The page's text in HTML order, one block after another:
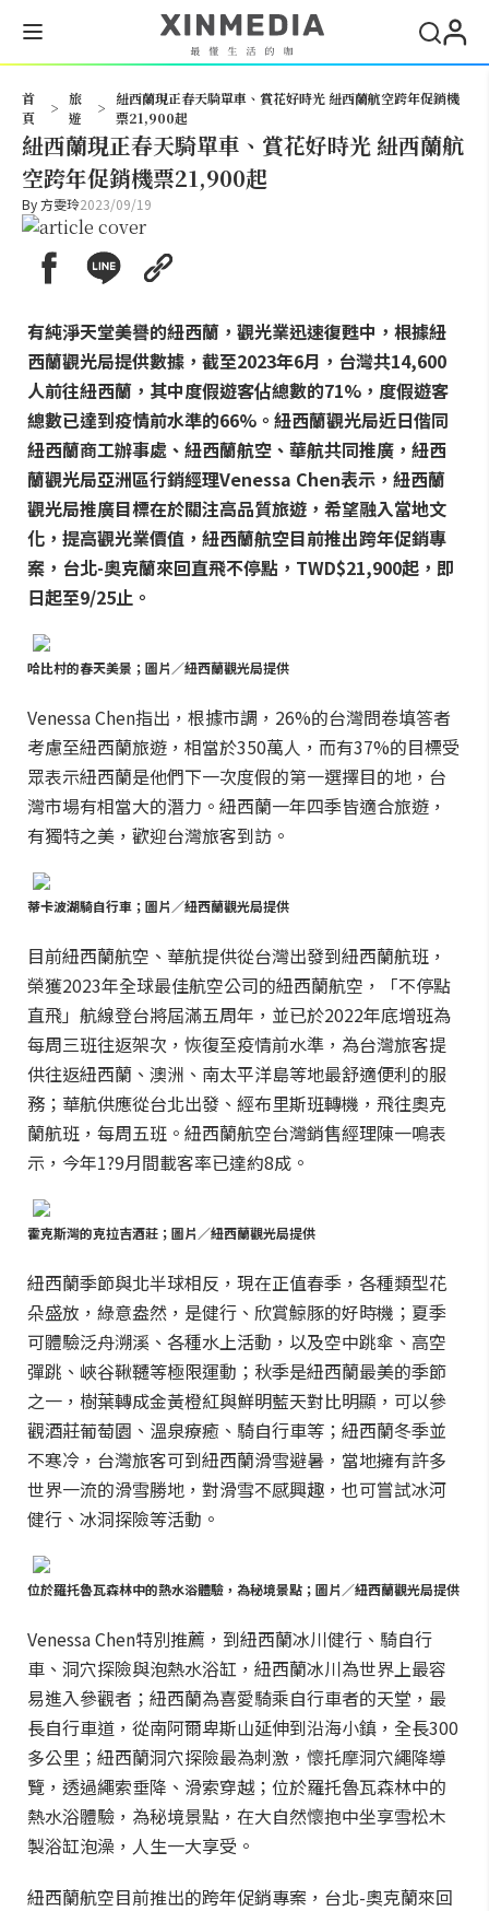
首
頁
>
旅
遊
>
紐西蘭現正春天騎單車、賞花好時光 紐西蘭航空跨年促銷機
票21,900起
紐西蘭現正春天騎單車、賞花好時光 紐西蘭航
空跨年促銷機票21,900起
By方雯玲2023/09/19
有純淨天堂美譽的紐西蘭，觀光業迅速復甦中，根據紐
西蘭觀光局提供數據，截至2023年6月，台灣共14,600
人前往紐西蘭，其中度假遊客佔總數的71%，度假遊客
總數已達到疫情前水準的66%。紐西蘭觀光局近日偕同
紐西蘭商工辦事處、紐西蘭航空、華航共同推廣，紐西
蘭觀光局亞洲區行銷經理Venessa Chen表示，紐西蘭
觀光局推廣目標在於關注高品質旅遊，希望融入當地文
化，提高觀光業價值，紐西蘭航空目前推出跨年促銷專
案，台北-奧克蘭來回直飛不停點，TWD$21,900起，即
日起至9/25止。
哈比村的春天美景；圖片／紐西蘭觀光局提供
Venessa Chen指出，根據市調，26%的台灣問卷填答者
考慮至紐西蘭旅遊，相當於350萬人，而有37%的目標受
眾表示紐西蘭是他們下一次度假的第一選擇目的地，台
灣市場有相當大的潛力。紐西蘭一年四季皆適合旅遊，
有獨特之美，歡迎台灣旅客到訪。
蒂卡波湖騎自行車；圖片／紐西蘭觀光局提供
目前紐西蘭航空、華航提供從台灣出發到紐西蘭航班，
榮獲2023年全球最佳航空公司的紐西蘭航空，「不停點
直飛」航線登台將屆滿五周年，並已於2022年底增班為
每周三班往返架次，恢復至疫情前水準，為台灣旅客提
供往返紐西蘭、澳洲、南太平洋島等地最舒適便利的服
務；華航供應從台北出發、經布里斯班轉機，飛往奧克
蘭航班，每周五班。紐西蘭航空台灣銷售經理陳一鳴表
示，今年1?9月間載客率已達約8成。
霍克斯灣的克拉吉酒莊；圖片／紐西蘭觀光局提供
紐西蘭季節與北半球相反，現在正值春季，各種類型花
朵盛放，綠意盎然，是健行、欣賞鯨豚的好時機；夏季
可體驗泛舟溯溪、各種水上活動，以及空中跳傘、高空
彈跳、峽谷鞦韆等極限運動；秋季是紐西蘭最美的季節
之一，樹葉轉成金黃橙紅與鮮明藍天對比明顯，可以參
觀酒莊葡萄園、溫泉療癒、騎自行車等；紐西蘭冬季並
不寒冷，台灣旅客可到紐西蘭滑雪避暑，當地擁有許多
世界一流的滑雪勝地，對滑雪不感興趣，也可嘗試冰河
健行、冰洞探險等活動。
位於羅托魯瓦森林中的熱水浴體驗，為秘境景點；圖片／紐西蘭觀光局提供
Venessa Chen特別推薦，到紐西蘭冰川健行、騎自行
車、洞穴探險與泡熱水浴缸，紐西蘭冰川為世界上最容
易進入參觀者；紐西蘭為喜愛騎乘自行車者的天堂，最
長自行車道，從南阿爾卑斯山延伸到沿海小鎮，全長300
多公里；紐西蘭洞穴探險最為刺激，懷托摩洞穴繩降導
覽，透過繩索垂降、滑索穿越；位於羅托魯瓦森林中的
熱水浴體驗，為秘境景點，在大自然懷抱中坐享雪松木
製浴缸泡澡，人生一大享受。
紐西蘭航空目前推出的跨年促銷專案，台北-奧克蘭來回